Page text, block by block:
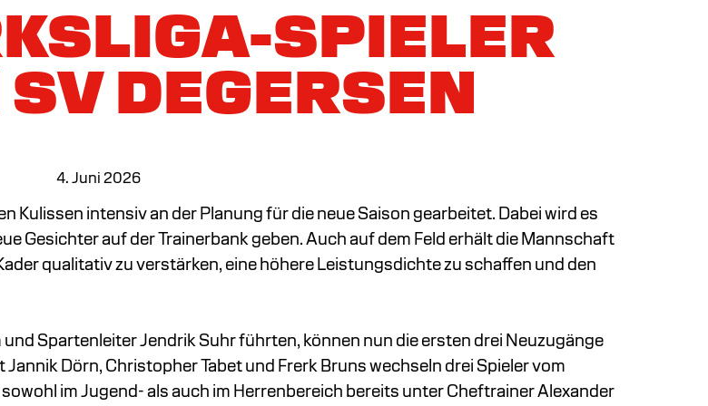
SPIELER
SV DEGERSEN
4. Juni 2026
Kulissen intensiv an der Planung für die neue Saison gearbeitet. Dabei wird es
Gesichter auf der Trainerbank geben. Auch auf dem Feld erhält die Mannschaft
qualitativ zu verstärken, eine höhere Leistungsdichte zu schaffen und den
Spartenleiter Jendrik Suhr führten, können nun die ersten drei Neuzugänge
Dörn, Christopher Tabet und Frerk Bruns wechseln drei Spieler vom
im Jugend- als auch im Herrenbereich bereits unter Cheftrainer Alexander